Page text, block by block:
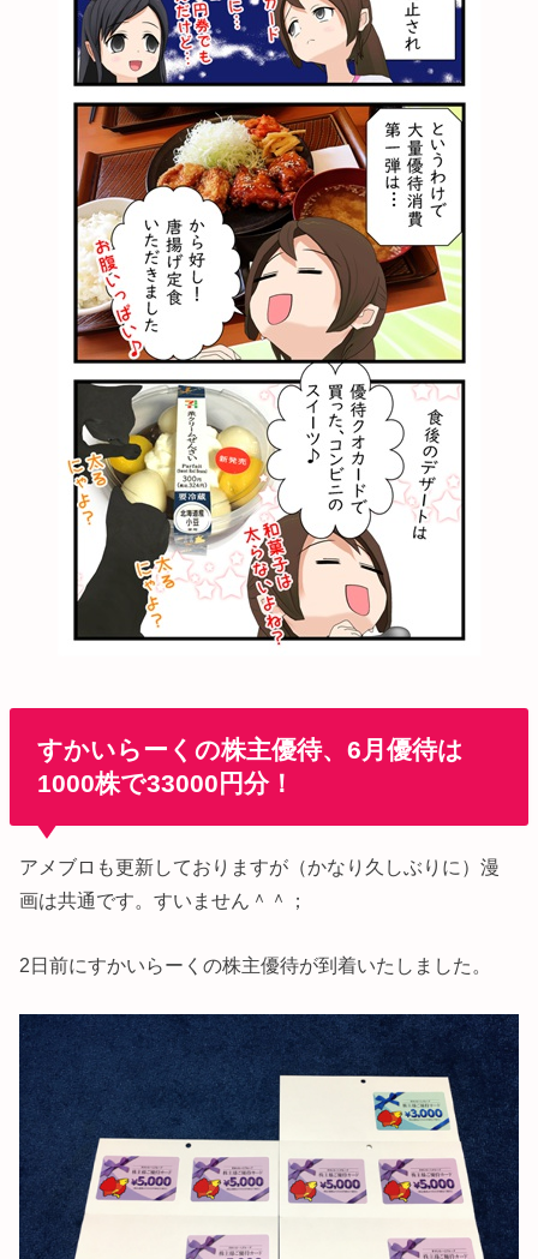
すかいらーくの株主優待、6月優待は
1000株で33000円分！
アメブロも更新しておりますが（かなり久しぶりに）漫
画は共通です。すいません＾＾；
2日前にすかいらーくの株主優待が到着いたしました。